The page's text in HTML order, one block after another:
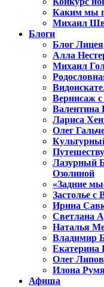
Каким мы
Михаил
Блоги
Блог Лицея
Алла
Михаил
Вернисаж
Валентина
Лариса
Олег
Лазурный
Озолиной
«Задние
Застолье
Ирина
Светлана
Наталья
Владимир
Екатерина
Олег
Илона
Афиша